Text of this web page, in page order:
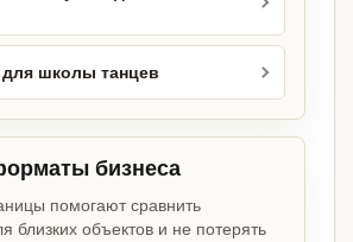
школы танцев
бизнеса
помогают сравнить
близких объектов и не потерять